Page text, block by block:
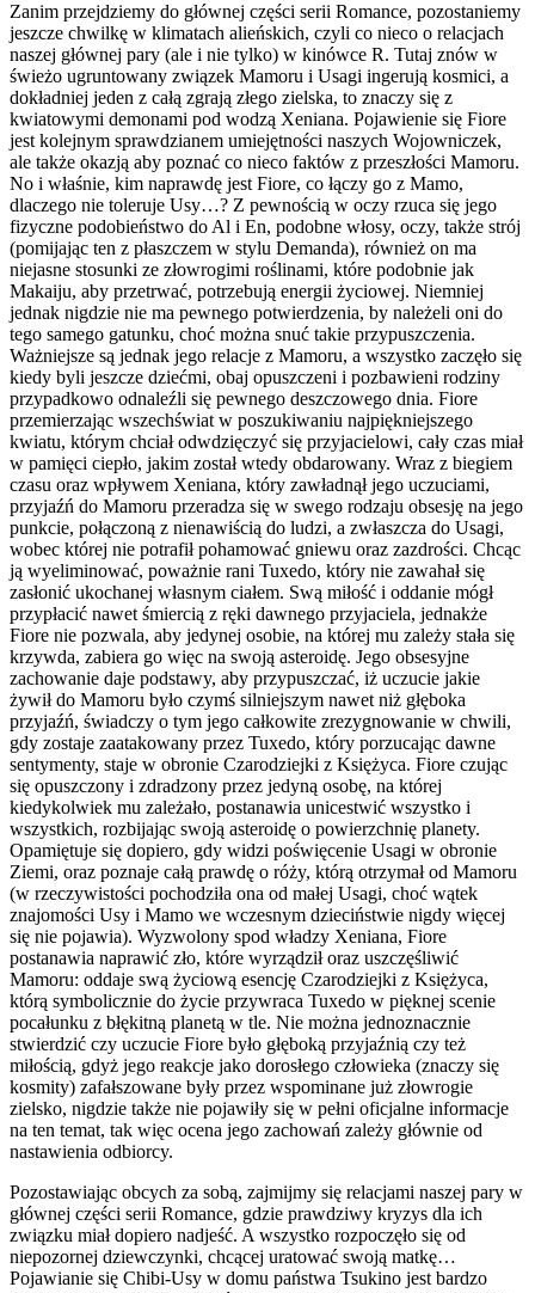
Zanim przejdziemy do głównej części serii Romance, pozostaniemy
jeszcze chwilkę w klimatach alieńskich, czyli co nieco o relacjach
naszej głównej pary (ale i nie tylko) w kinówce R. Tutaj znów w
świeżo ugruntowany związek Mamoru i Usagi ingerują kosmici, a
dokładniej jeden z całą zgrają złego zielska, to znaczy się z
kwiatowymi demonami pod wodzą Xeniana. Pojawienie się Fiore
jest kolejnym sprawdzianem umiejętności naszych Wojowniczek,
ale także okazją aby poznać co nieco faktów z przeszłości Mamoru.
No i właśnie, kim naprawdę jest Fiore, co łączy go z Mamo,
dlaczego nie toleruje Usy…? Z pewnością w oczy rzuca się jego
fizyczne podobieństwo do Al i En, podobne włosy, oczy, także strój
(pomijając ten z płaszczem w stylu Demanda), również on ma
niejasne stosunki ze złowrogimi roślinami, które podobnie jak
Makaiju, aby przetrwać, potrzebują energii życiowej. Niemniej
jednak nigdzie nie ma pewnego potwierdzenia, by należeli oni do
tego samego gatunku, choć można snuć takie przypuszczenia.
Ważniejsze są jednak jego relacje z Mamoru, a wszystko zaczęło się
kiedy byli jeszcze dziećmi, obaj opuszczeni i pozbawieni rodziny
przypadkowo odnaleźli się pewnego deszczowego dnia. Fiore
przemierzając wszechświat w poszukiwaniu najpiękniejszego
kwiatu, którym chciał odwdzięczyć się przyjacielowi, cały czas miał
w pamięci ciepło, jakim został wtedy obdarowany. Wraz z biegiem
czasu oraz wpływem Xeniana, który zawładnął jego uczuciami,
przyjaźń do Mamoru przeradza się w swego rodzaju obsesję na jego
punkcie, połączoną z nienawiścią do ludzi, a zwłaszcza do Usagi,
wobec której nie potrafił pohamować gniewu oraz zazdrości. Chcąc
ją wyeliminować, poważnie rani Tuxedo, który nie zawahał się
zasłonić ukochanej własnym ciałem. Swą miłość i oddanie mógł
przypłacić nawet śmiercią z ręki dawnego przyjaciela, jednakże
Fiore nie pozwala, aby jedynej osobie, na której mu zależy stała się
krzywda, zabiera go więc na swoją asteroidę. Jego obsesyjne
zachowanie daje podstawy, aby przypuszczać, iż uczucie jakie
żywił do Mamoru było czymś silniejszym nawet niż głęboka
przyjaźń, świadczy o tym jego całkowite zrezygnowanie w chwili,
gdy zostaje zaatakowany przez Tuxedo, który porzucając dawne
sentymenty, staje w obronie Czarodziejki z Księżyca. Fiore czując
się opuszczony i zdradzony przez jedyną osobę, na której
kiedykolwiek mu zależało, postanawia unicestwić wszystko i
wszystkich, rozbijając swoją asteroidę o powierzchnię planety.
Opamiętuje się dopiero, gdy widzi poświęcenie Usagi w obronie
Ziemi, oraz poznaje całą prawdę o róży, którą otrzymał od Mamoru
(w rzeczywistości pochodziła ona od małej Usagi, choć wątek
znajomości Usy i Mamo we wczesnym dzieciństwie nigdy więcej
się nie pojawia). Wyzwolony spod władzy Xeniana, Fiore
postanawia naprawić zło, które wyrządził oraz uszczęśliwić
Mamoru: oddaje swą życiową esencję Czarodziejki z Księżyca,
którą symbolicznie do życie przywraca Tuxedo w pięknej scenie
pocałunku z błękitną planetą w tle. Nie można jednoznacznie
stwierdzić czy uczucie Fiore było głęboką przyjaźnią czy też
miłością, gdyż jego reakcje jako dorosłego człowieka (znaczy się
kosmity) zafałszowane były przez wspominane już złowrogie
zielsko, nigdzie także nie pojawiły się w pełni oficjalne informacje
na ten temat, tak więc ocena jego zachowań zależy głównie od
nastawienia odbiorcy.
Pozostawiając obcych za sobą, zajmijmy się relacjami naszej pary w
głównej części serii Romance, gdzie prawdziwy kryzys dla ich
związku miał dopiero nadjeść. A wszystko rozpoczęło się od
niepozornej dziewczynki, chcącej uratować swoją matkę…
Pojawianie się Chibi-Usy w domu państwa Tsukino jest bardzo